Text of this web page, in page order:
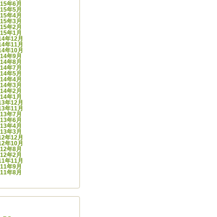
年6月
年5月
年4月
年3月
年2月
年1月
年12月
年11月
年10月
年9月
年8月
年7月
年5月
年4月
年3月
年2月
年1月
年12月
年11月
年7月
年6月
年4月
年3月
年12月
年10月
年8月
年2月
年11月
年9月
年8月